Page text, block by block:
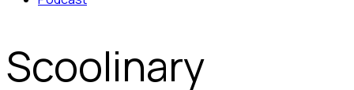
Scoolinary